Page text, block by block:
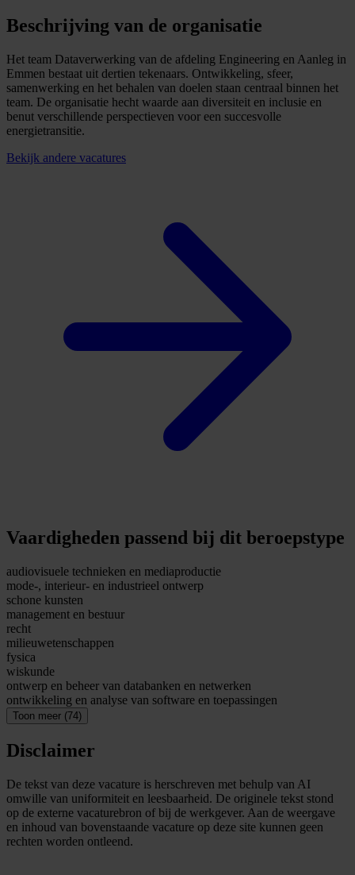
Beschrijving van de organisatie
Het team Dataverwerking van de afdeling Engineering en Aanleg in
Emmen bestaat uit dertien tekenaars. Ontwikkeling, sfeer,
samenwerking en het behalen van doelen staan centraal binnen het
team. De organisatie hecht waarde aan diversiteit en inclusie en
benut verschillende perspectieven voor een succesvolle
energietransitie.
Bekijk andere vacatures
Vaardigheden passend bij dit beroepstype
audiovisuele technieken en mediaproductie
mode-, interieur- en industrieel ontwerp
schone kunsten
management en bestuur
recht
milieuwetenschappen
fysica
wiskunde
ontwerp en beheer van databanken en netwerken
ontwikkeling en analyse van software en toepassingen
Toon meer (74)
Disclaimer
De tekst van deze vacature is herschreven met behulp van AI
omwille van uniformiteit en leesbaarheid. De originele tekst stond
op de externe vacaturebron of bij de werkgever. Aan de weergave
en inhoud van bovenstaande vacature op deze site kunnen geen
rechten worden ontleend.